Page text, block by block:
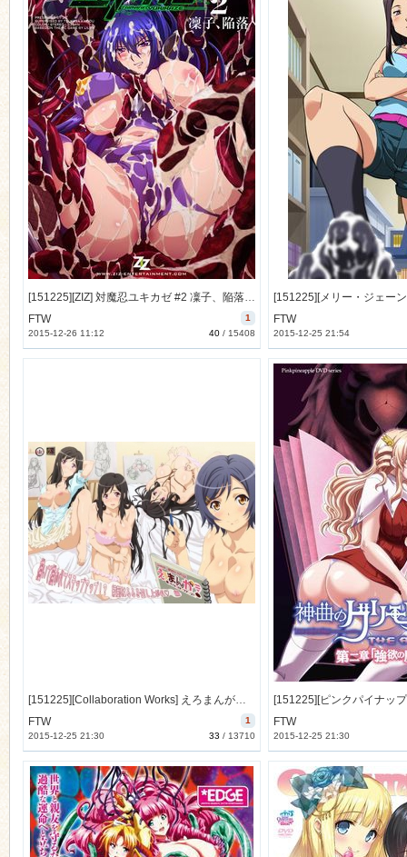
[151225][ZIZ] 対魔忍ユキカゼ #2 凜子、陥落 (DVD 720x480 x264) [265M]
1
FTW
40/ 15408
2015-12-26 11:12
FTW
2015-12-25 21:54
[151225][Collaboration Works] えろまんが！ Hもマンガもステップアップ♪ 描いて描かれてステップアップ!? 綾部はるるを召し上がれ編 (DVD 720x480 x264) [368M]
1
FTW
33 / 13710
2015-12-25 21:30
FTW
2015-12-25 21:30